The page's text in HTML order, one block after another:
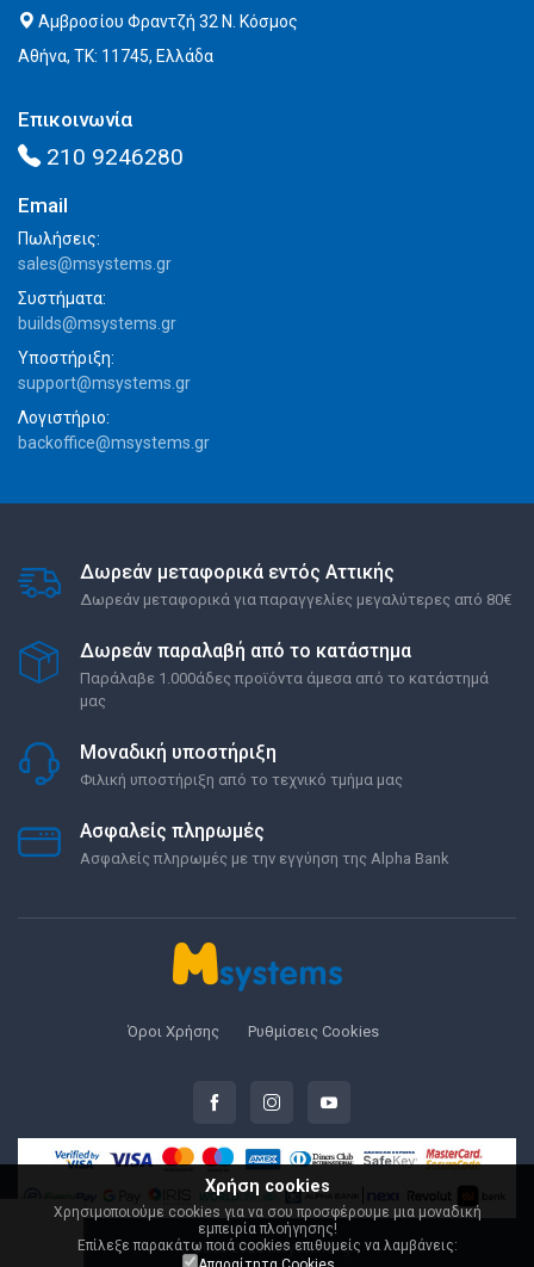
Αμβροσίου Φραντζή 32 Ν. Κόσμος
Αθήνα, ΤΚ: 11745, Ελλάδα
Επικοινωνία
210 9246280
Email
Πωλήσεις:
sales@msystems.gr
Συστήματα:
builds@msystems.gr
Υποστήριξη:
support@msystems.gr
Λογιστήριο:
backoffice@msystems.gr
Δωρεάν μεταφορικά εντός Αττικής
Δωρεάν μεταφορικά για παραγγελίες μεγαλύτερες από 80€
Δωρεάν παραλαβή από το κατάστημα
Παράλαβε 1.000άδες προϊόντα άμεσα από το κατάστημά
μας
Μοναδική υποστήριξη
Φιλική υποστήριξη από το τεχνικό τμήμα μας
Ασφαλείς πληρωμές
Ασφαλείς πληρωμές με την εγγύηση της Alpha Bank
Όροι Χρήσης Ρυθμίσεις Cookies
© 2000-2026 Msystems.gr
Χρήση cookies
Χρησιμοποιούμε cookies για να σου προσφέρουμε μια μοναδική
εμπειρία πλοήγησης!
Επίλεξε παρακάτω ποιά cookies επιθυμείς να λαμβάνεις: